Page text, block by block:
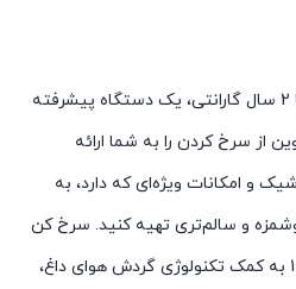
سرخ کن تیوارکس مدل 1098 با 2 سال گارانتی، یک دستگاه پیشرفته
از سرخ کردن را به شما ارائه
و امکانات ویژه‌ای که دارد، به
و سالم‌تری تهیه کنید. سرخ کن
بدون روغن تیوارکس مدل 1098 به کمک تکنولوژی گردش هوای داغ،